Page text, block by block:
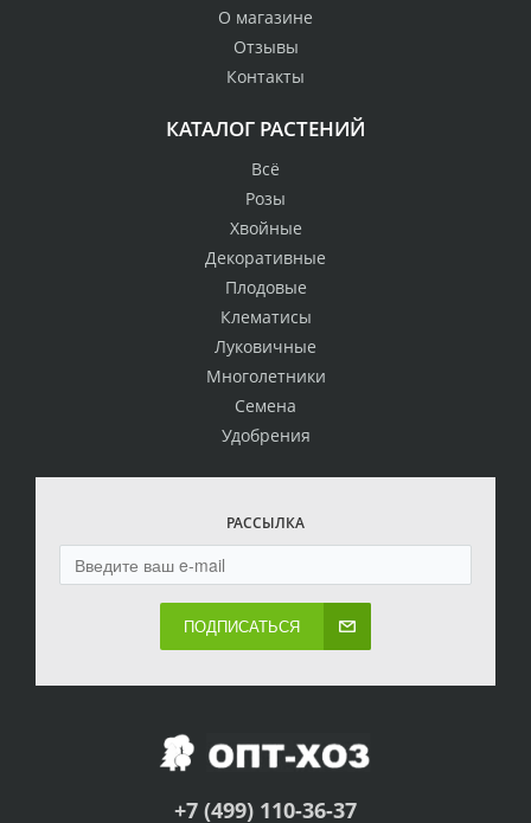
О магазине
Отзывы
Контакты
КАТАЛОГ РАСТЕНИЙ
Всё
Розы
Хвойные
Декоративные
Плодовые
Клематисы
Луковичные
Многолетники
Семена
Удобрения
РАССЫЛКА
ПОДПИСАТЬСЯ
+7 (499) 110-36-37